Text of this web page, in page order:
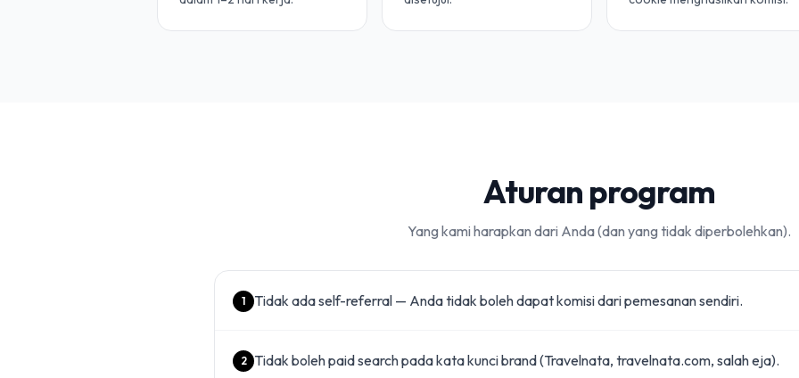
Aturan program
Yang kami harapkan dari Anda (dan yang tidak diperbolehkan).
1 Tidak ada self-referral — Anda tidak boleh dapat komisi dari pemesanan sendiri.
2 Tidak boleh paid search pada kata kunci brand (Travelnata, travelnata.com, salah eja).